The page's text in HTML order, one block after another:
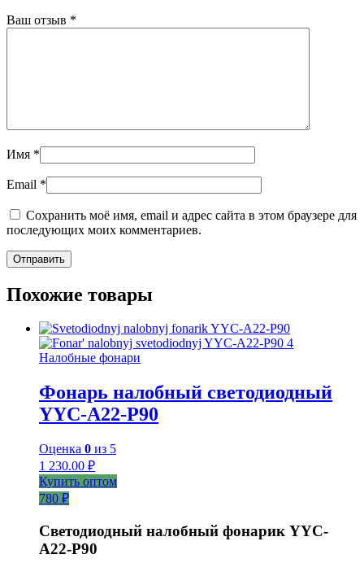
Ваш отзыв *
Имя *
Email *
Сохранить моё имя, email и адрес сайта в этом браузере для
последующих моих комментариев.
Похожие товары
Налобные фонари
Фонарь налобный светодиодный
YYC-A22-P90
Оценка 0 из 5
1 230.00 ₽
Купить оптом
780 ₽
Светодиодный налобный фонарик YYC-
A22-P90